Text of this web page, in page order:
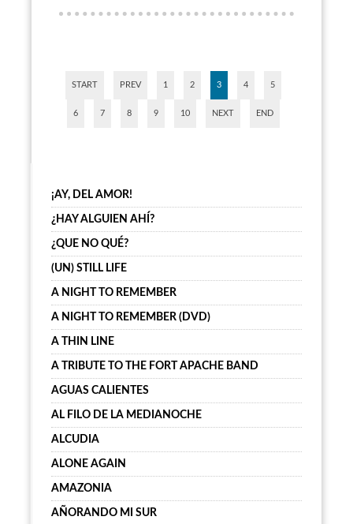
START PREV 1 2 3 4 5
6 7 8 9 10 NEXT END
¡AY, DEL AMOR!
¿HAY ALGUIEN AHÍ?
¿QUE NO QUÉ?
(UN) STILL LIFE
A NIGHT TO REMEMBER
A NIGHT TO REMEMBER (DVD)
A THIN LINE
A TRIBUTE TO THE FORT APACHE BAND
AGUAS CALIENTES
AL FILO DE LA MEDIANOCHE
ALCUDIA
ALONE AGAIN
AMAZONIA
AÑORANDO MI SUR